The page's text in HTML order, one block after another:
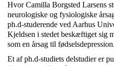
Hvor Camilla Borgsted Larsens
neurologiske og fysiologiske
ph.d-studerende ved Aarhus
Kjeldsen i stedet beskæftiget sig
som en årsag til fødselsdepression.
Et af ph.d-studiets delstudier er